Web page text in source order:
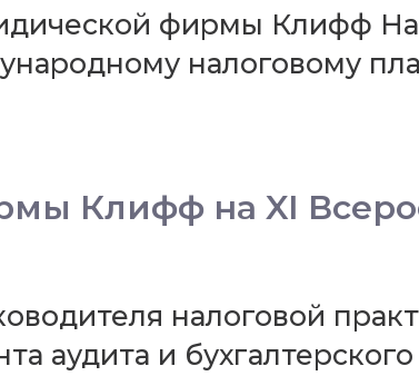
фирмы Клифф
налоговому
Клифф на XI
налоговой
аудита и